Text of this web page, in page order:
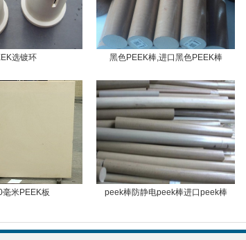
选镀环 黑色PEEK棒,进口黑色PEEK棒
毫米PEEK板 peek棒防静电peek棒进口peek棒